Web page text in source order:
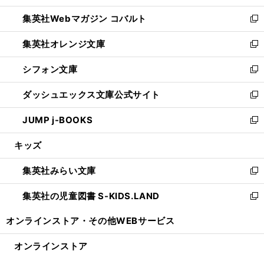
開
く
ウ
で
開
く
ン
ド
ウ
で
開
く
ウ
ィ
ン
ド
ウ
で
開
く
集英社Webマガジン コバルト
新
し
い
ウ
ィ
ン
ド
ウ
で
開
集英社オレンジ文庫
新
し
い
ウ
ィ
ン
ド
ウ
開
く
シフォン文庫
新
し
い
ウ
ィ
ン
ウ
で
開
く
ダッシュエックス文庫公式サイト
新
し
い
ウ
ン
ド
ウ
で
JUMP j-BOOKS
新
し
ウ
ィ
ン
ド
開
キッズ
集英社みらい文庫
新
し
い
ン
集英社の児童図書 S-KIDS.LAND
新
ウ
オンラインストア・ その他WEBサービス
オンラインストア